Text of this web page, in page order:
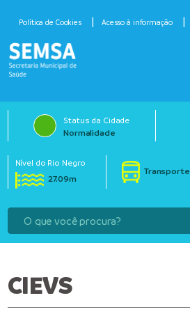
Política de Cookies Acesso à informação
Status da Cidade
Normalidade
Nível do Rio Negro
27.09m
Transporte
CIEVS